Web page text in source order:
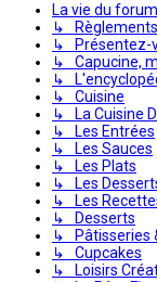
La vie du forum
↳ Règlements
↳ Présentez-
↳ Capucine,
↳
↳ Cuisine
↳ La Cuisine
↳ Les Entrées
↳ Les Sauces
↳ Les Plats
↳ Les
↳ Les
↳ Desserts
↳ Pâtisseries
↳ Cupcakes
↳ Loisirs